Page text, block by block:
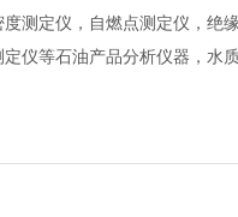
测定仪，自燃点测定仪，
仪等石油产品分析仪器，水